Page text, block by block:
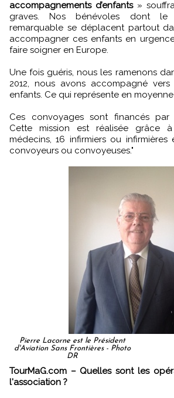
accompagnements d’enfants»
graves. Nos bénévoles dont le
remarquable se déplacent partout
accompagner ces enfants en
faire soigner en Europe.
Une fois guéris, nous les ramenons
2012, nous avons accompagné
enfants. Ce qui représente en
Ces convoyages sont financés par
Cette mission est réalisée grâce
médecins, 16 infirmiers ou
convoyeurs ou convoyeuses."
Pierre Lacorne est le Président
d'Aviation Sans Frontières - Photo
DR
TourMaG.com – Quelles sont les opérations menées par
l'association ?